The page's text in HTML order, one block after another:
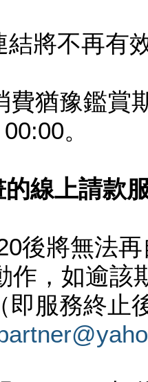
結將不再有
費猶豫鑑賞
。
的線上請款
後將無法
作，如逾該
即服務終止